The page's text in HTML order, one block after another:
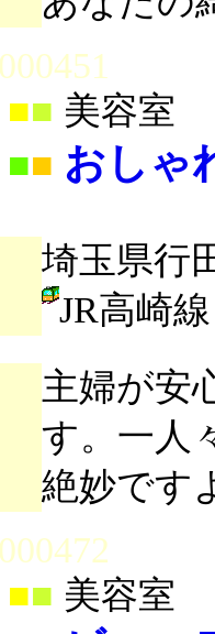
■ 美容室
■■ おしゃ
埼玉県行
JR高崎
主婦が安
す。一人
絶妙です
■ 美容室